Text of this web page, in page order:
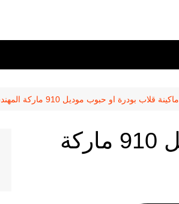
ماكينة قلاب بودرة او حبوب موديل 910 ماركة المهندس منسى
ماكينة قلاب بودرة او حبوب موديل 910 ماركة